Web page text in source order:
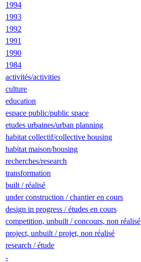
1994
1993
1992
1991
1990
1984
activités/activities
culture
education
espace public/public space
etudes urbaines/urban planning
habitat collectif/collective housing
habitat maison/housing
recherches/research
transformation
built / réalisé
under construction / chantier en cours
design in progress / études en cours
competition, unbuilt / concours, non réalisé
project, unbuilt / projet, non réalisé
research / étude
-